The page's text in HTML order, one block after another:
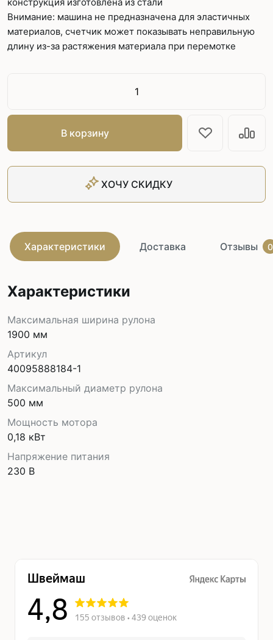
Внимание: машина не предназначена для эластичных
материалов, счетчик может показывать неправильную
длину из-за растяжения материала при перемотке
В корзину
ХОЧУ СКИДКУ
Характеристики Доставка Отзывы 0
Характеристики
Максимальная ширина рулона
1900 мм
Артикул
40095888184-1
Максимальный диаметр рулона
500 мм
Мощность мотора
0,18 кВт
Напряжение питания
230 В